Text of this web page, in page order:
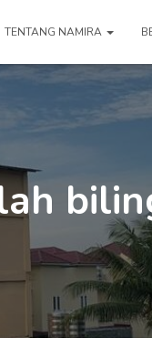
TENTANG NAMIRA